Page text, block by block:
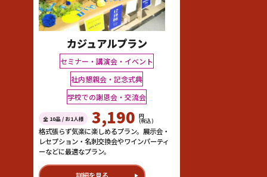
カジュアルプラン
セミナー・講演会・イベント
社内懇親会・記念式典
学校での謝恩会・交流会
全 10品 / お1人様 3,190 円
(税込)
格式張らず気楽に楽しめるプラン。展示会・
レセプション・名刺交換会やワインパーティ
ーなどに最適なプラン。